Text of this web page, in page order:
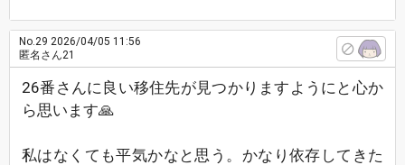
No.29 2026/04/05 11:56
匿名さん21
26番さんに良い移住先が見つかりますようにと心か
ら思います🙏
私はなくても平気かなと思う。かなり依存してきた